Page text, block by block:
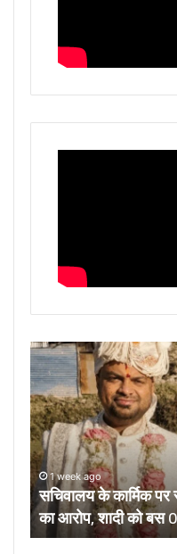
सचिवालय
के
कार्मिक
पर
सरकारी
शिक्षिका
पत्नी
की
हत्या
का
आरोप,
1 week ago
सचिवालय के कार्मिक पर
का आरोप, शादी को बस